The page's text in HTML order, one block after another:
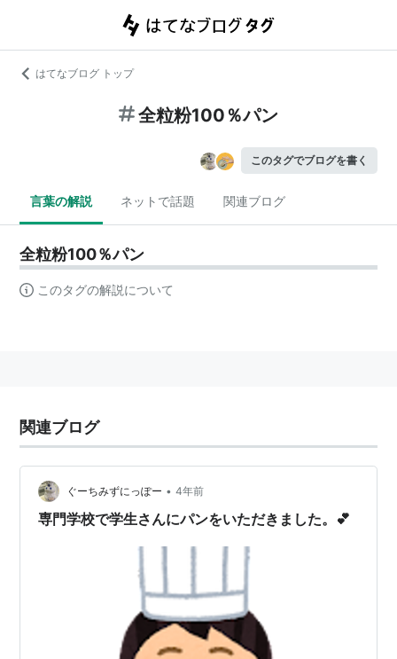
はてなブログ トップ
全粒粉100％パン
このタグでブログを書く
言葉の解説 ネットで話題 関連ブログ
全粒粉100％パン
このタグの解説について
関連ブログ
ぐーちみずにっぽー • 4年前
専門学校で学生さんにパンをいただきました。💕